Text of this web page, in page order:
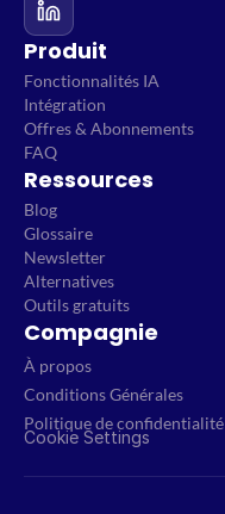
Produit
Fonctionnalités IA
Intégration
Offres & Abonnements
FAQ
Ressources
Blog
Glossaire
Newsletter
Alternatives
Outils gratuits
Compagnie
À propos
Conditions Générales
Politique de confidentialité
Cookie Settings